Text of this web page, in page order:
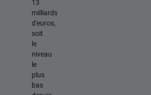
13
milliards
d'euros,
soit
le
niveau
le
plus
bas